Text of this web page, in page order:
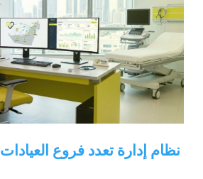
نظام إدارة تعدد فروع